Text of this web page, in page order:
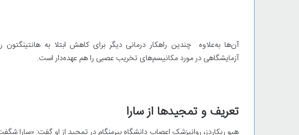
آن‌ها به‌علاوه چندین راهکار درمانی دیگر برای کاهش ابتلا به
آزمایشگاهی در مورد مکانیسم‌های تخریب عصبی را هم عهده‌دار است.
تعریف و تمجیدها از سارا
هیو ریکاردز، روانپزشک اعصاب دانشگاه بیرمنگام در تمجید از او گفت: «سارا